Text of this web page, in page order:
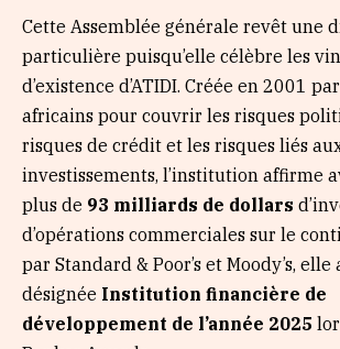
Cette Assemblée générale revêt une
particulière puisqu’elle célèbre les
d’existence d’ATIDI. Créée en 2001
africains pour couvrir les risques
risques de crédit et les risques liés
investissements, l’institution affirme
plus de 93 milliards de dollars
d’opérations commerciales sur le
par Standard & Poor’s et Moody’s,
désignée Institution financière de
développement de l’année 2025